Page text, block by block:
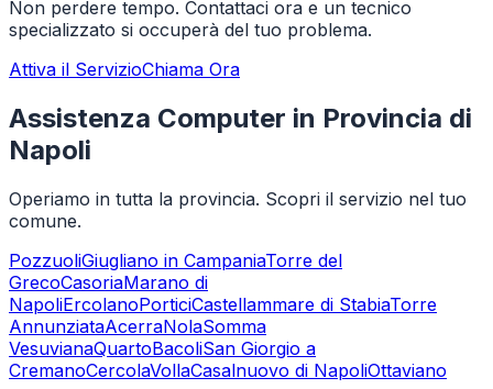
Non perdere tempo. Contattaci ora e un tecnico
specializzato si occuperà del tuo problema.
Attiva il ServizioChiama Ora
Assistenza Computer in Provincia di
Napoli
Operiamo in tutta la provincia. Scopri il servizio nel tuo
comune.
PozzuoliGiugliano in CampaniaTorre del
GrecoCasoriaMarano di
NapoliErcolanoPorticiCastellammare di StabiaTorre
AnnunziataAcerraNolaSomma
VesuvianaQuartoBacoliSan Giorgio a
CremanoCercolaVollaCasalnuovo di NapoliOttaviano